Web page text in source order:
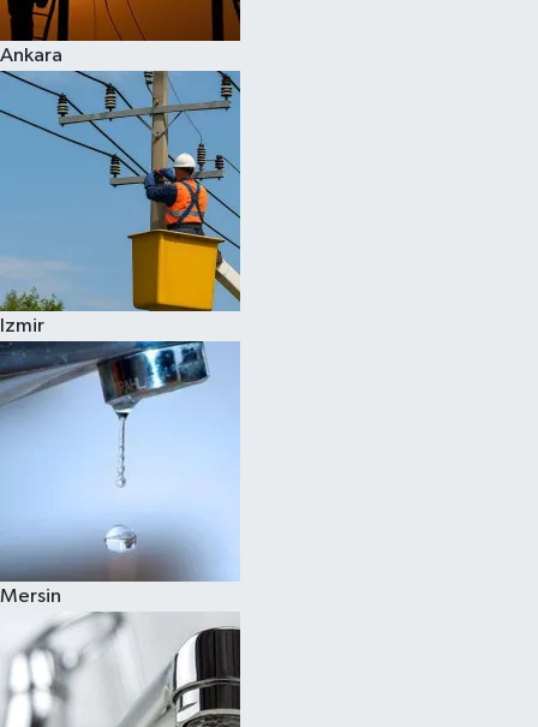
Ankara
Izmir
Mersin